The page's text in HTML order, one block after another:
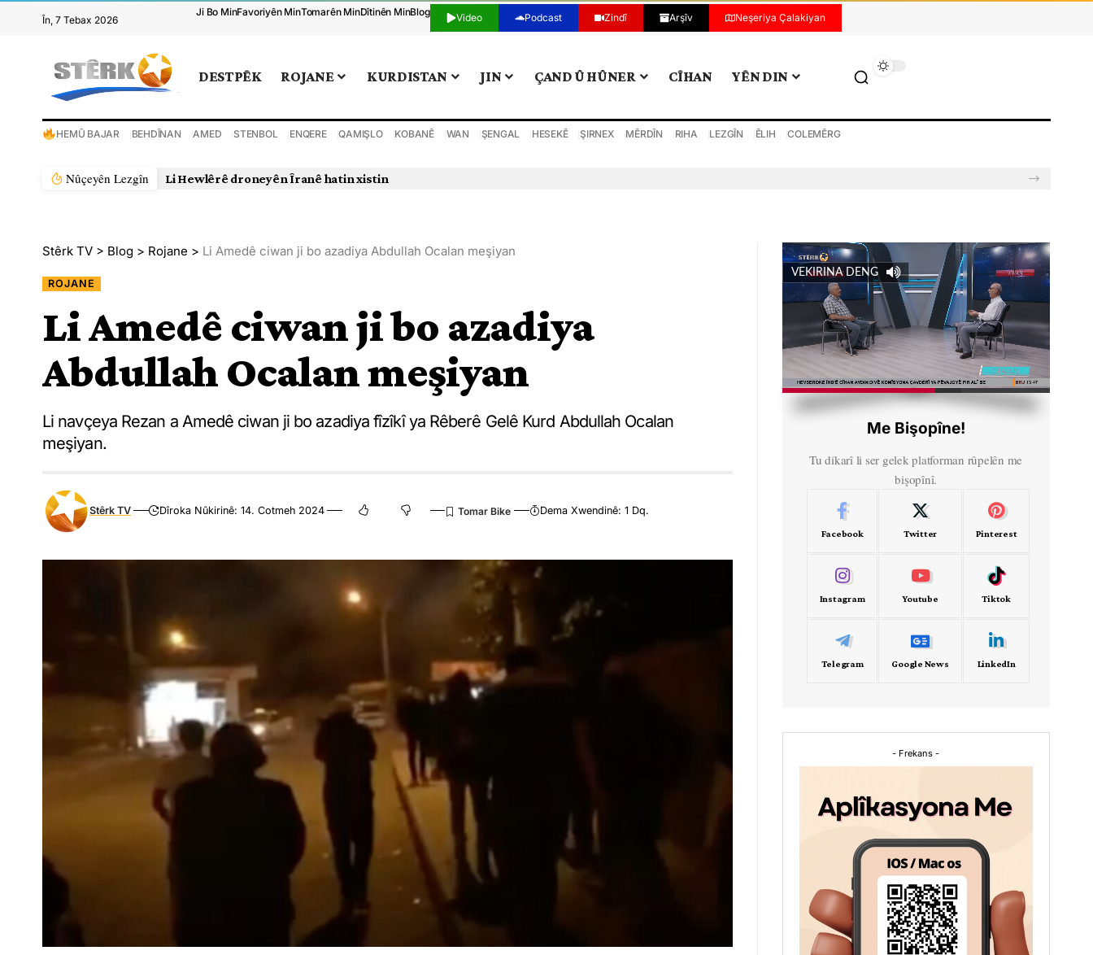
În, 7 Tebax 2026
Ji Bo MinFavoriyên MinTomarên MinDîtinên MinBlog Video Podcast Zindî Arşîv Neşeriya Çalakiyan
DESTPÊK ROJANE KURDISTAN JIN ÇAND Û HÛNER CÎHAN YÊN DIN
HEMÛ BAJAR BEHDÎNAN AMED STENBOL ENQERE QAMIŞLO KOBANÊ WAN ŞENGAL HESEKÊ ŞIRNEX MÊRDÎN RIHA LEZGÎN ÊLIH COLEMÊRG
Nûçeyên Lezgîn Li Hewlêrê droneyên Îranê hatin xistin
Stêrk TV > Blog > Rojane > Li Amedê ciwan ji bo azadiya Abdullah Ocalan meşiyan
ROJANE
Li Amedê ciwan ji bo azadiya
Abdullah Ocalan meşiyan
Li navçeya Rezan a Amedê ciwan ji bo azadiya fîzîkî ya Rêberê Gelê Kurd Abdullah Ocalan
meşiyan.
Stêrk TV Dîroka Nûkirinê: 14. Cotmeh 2024 Dema Xwendinê: 1 Dq.
VEKIRINA DENG
Me Bişopîne!
Tu dikarî li ser gelek platforman rûpelên me
bişopînî.
Facebook Twitter Pinterest
Instagram Youtube Tiktok
Telegram Google News LinkedIn
- Frekans -